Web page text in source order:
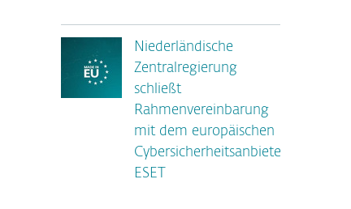
Niederländische
Zentralregierung
schließt
Rahmenvereinbarung
mit dem europäischen
Cybersicherheitsanbieter
ESET